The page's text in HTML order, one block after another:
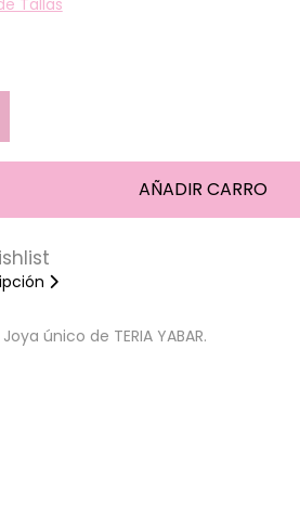
Tallas
único de TERIA YABAR.